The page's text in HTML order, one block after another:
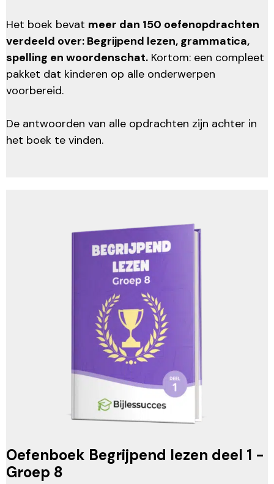
Het boek bevat meer dan 150 oefenopdrachten
verdeeld over: Begrijpend lezen, grammatica,
spelling en woordenschat. Kortom: een compleet
pakket dat kinderen op alle onderwerpen
voorbereid.
De antwoorden van alle opdrachten zijn achter in
het boek te vinden.
Oefenboek Begrijpend lezen deel 1 -
Groep 8